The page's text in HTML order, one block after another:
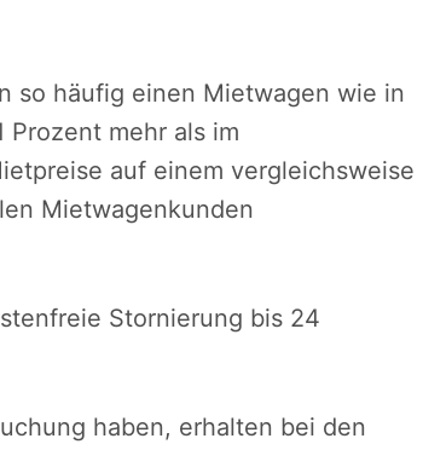
so häufig einen Mietwagen wie in
Prozent mehr als im
auf einem vergleichsweise
Mietwagenkunden
Stornierung bis 24
haben, erhalten bei den